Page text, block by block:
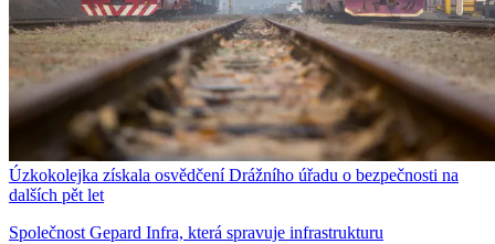
Úzkokolejka získala osvědčení Drážního úřadu o bezpečnosti na
dalších pět let
Společnost Gepard Infra, která spravuje infrastrukturu